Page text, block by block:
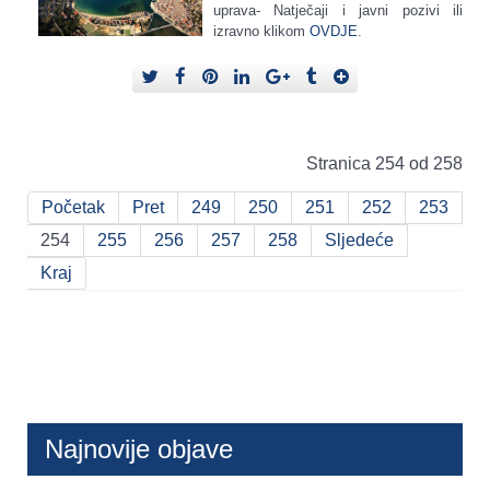
uprava- Natječaji i javni pozivi ili
izravno klikom OVDJE
Stranica 254 od 258
Početak Pret 249 250 251 252
253
254
255 256 257 258
Sljedeće
Kraj
Najnovije objave